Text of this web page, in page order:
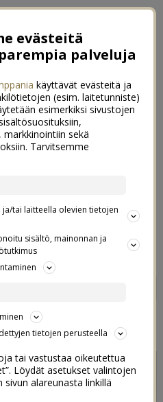
02/2020
evästeitä
palveluja
käyttävät evästeitä ja
(esim. laitetunniste)
esimerkiksi sivustojen
sekä
Tarvitsemme
tai laitteella olevien tietojen
sisältö, mainonnan ja
tietojen perusteella
tai vastustaa oikeutettua
Löydät asetukset valintojen
alareunasta linkillä